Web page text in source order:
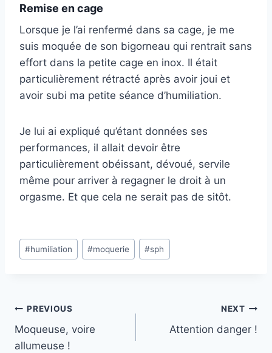
Remise en cage
Lorsque je l’ai renfermé dans sa cage, je me
suis moquée de son bigorneau qui rentrait sans
effort dans la petite cage en inox. Il était
particulièrement rétracté après avoir joui et
avoir subi ma petite séance d’humiliation.
Je lui ai expliqué qu’étant données ses
performances, il allait devoir être
particulièrement obéissant, dévoué, servile
même pour arriver à regagner le droit à un
orgasme. Et que cela ne serait pas de sitôt.
Post
Tags:
#humiliation #moquerie #sph
Post
navigation
PREVIOUS
Moqueuse, voire
allumeuse !
NEXT
Attention danger !